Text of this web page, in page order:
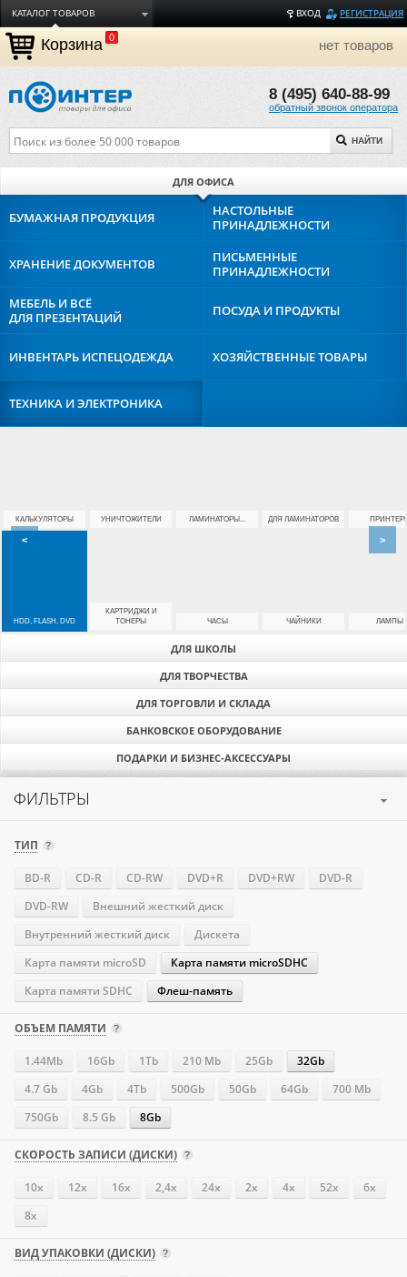
ВХОД РЕГИСТРАЦИЯ
КАТАЛОГ ТОВАРОВ
ДОСТАВКА
ОПЛАТА
ТОРГОВЫЕ МАРКИ
О КОМПАНИИ
Корзина 0 нет товаров
8 (495) 640-88-99
обратный звонок оператора
НАЙТИ
ДЛЯ ОФИСА
ДЛЯ ШКОЛЫ
ДЛЯ ТВОРЧЕСТВА
ДЛЯ ТОРГОВЛИ И СКЛАДА
БАНКОВСКОЕ ОБОРУДОВАНИЕ
ПОДАРКИ И БИЗНЕС-АКСЕССУАРЫ
БУМАЖНАЯ ПРОДУКЦИЯ
НАСТОЛЬНЫЕ
ПРИНАДЛЕЖНОСТИ
ХРАНЕНИЕДОКУМЕНТОВ
ПИСЬМЕННЫЕ
ПРИНАДЛЕЖНОСТИ
МЕБЕЛЬ И ВСЁ
ДЛЯ ПРЕЗЕНТАЦИЙ
ПОСУДА И ПРОДУКТЫ
ИНВЕНТАРЬ ИСПЕЦОДЕЖДА ХОЗЯЙСТВЕННЫЕТОВАРЫ
ТЕХНИКА ИЭЛЕКТРОНИКА
КАЛЬКУЛЯТОРЫ УНИЧТОЖИТЕЛИ ЛАМИНАТОРЫ... ДЛЯ ЛАМИНАТОРОВ
HDD, FLASH, DVD
КАРТРИДЖИ И
ТОНЕРЫ
ЧАСЫ ЧАЙНИКИ ЛАМПЫ
< >
ФИЛЬТРЫ
ТИП
BD-R CD-R CD-RW DVD+R DVD+RW
DVD-R
DVD-RW
Внешний жесткий диск
Внутренний жесткий диск
Дискета
Карта памяти microSD
Карта памяти microSDHC
Карта памяти SDHC
Флеш-память
ОБЪЕМ ПАМЯТИ
1.44Mb 16Gb 1Tb 210 Mb 25Gb
32Gb
4.7 Gb
4Gb 4Tb 500Gb 50Gb 64Gb
700 Mb
750Gb
8.5 Gb 8Gb
СКОРОСТЬ ЗАПИСИ (ДИСКИ)
10x 12x 16х 2,4x 24х 2x 4х 52х
6x
8x
ВИД УПАКОВКИ (ДИСКИ)